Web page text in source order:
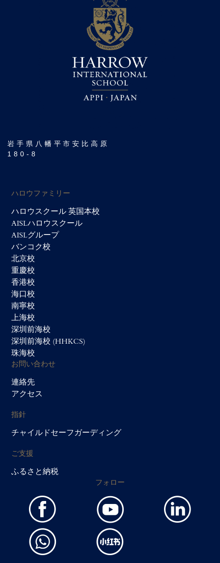
岩手県八幡平市安比高原
180-8
ハロウファミリー
ハロウスクール 英国本校
AISLハロウスクール
AISLグループ
バンコク校
北京校
重慶校
香港校
海口校
南寧校
上海校
深圳前海校
深圳前海校 (HHKCS)
珠海校
お問い合わせ
連絡先
アクセス
指針
チャイルドセーフガーディング
ご支援
ふるさと納税
フォロー